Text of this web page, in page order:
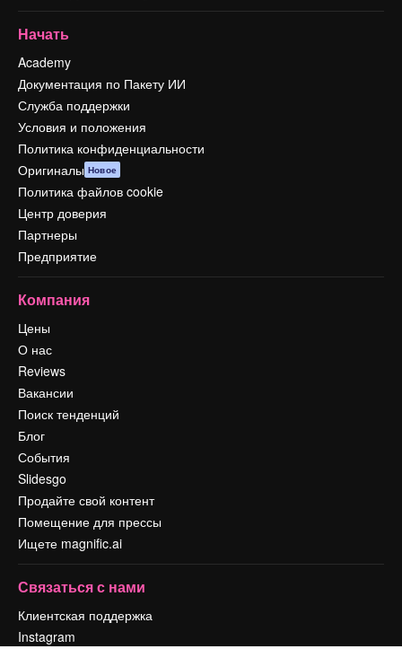
Начать
Academy
Документация по Пакету ИИ
Служба поддержки
Условия и положения
Политика конфиденциальности
Оригиналы Новое
Политика файлов cookie
Центр доверия
Партнеры
Предприятие
Компания
Цены
О нас
Reviews
Вакансии
Поиск тенденций
Блог
События
Slidesgo
Продайте свой контент
Помещение для прессы
Ищете magnific.ai
Связаться с нами
Клиентская поддержка
Instagram